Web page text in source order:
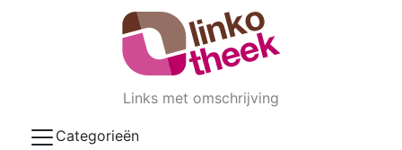
Skip to main content
Links met omschrijving
Categorieën